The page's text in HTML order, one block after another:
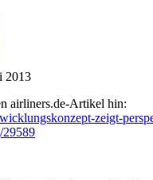
2013
airliners.de-Artikel hin:
zeigt-
29589